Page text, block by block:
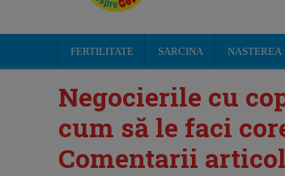
FERTILITATE SARCINA NASTEREA
Negocierile cu
cum să le faci
Comentarii articol